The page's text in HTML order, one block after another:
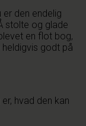
den endelig
stolte og glade
en flot bog,
godt på
hvad den kan